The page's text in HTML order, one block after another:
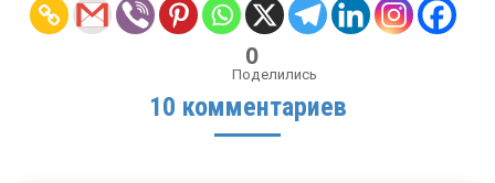
0
Поделились
10 комментариев